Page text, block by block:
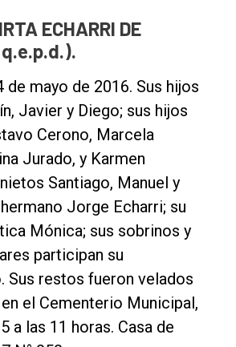
ECHARRI DE
de mayo de 2016. Sus hijos
Javier y Diego; sus hijos
Cerono, Marcela
Jurado, y Karmen
Santiago, Manuel y
Jorge Echarri; su
Mónica; sus sobrinos y
participan su
Sus restos fueron velados
el Cementerio Municipal,
a las 11 horas. Casa de